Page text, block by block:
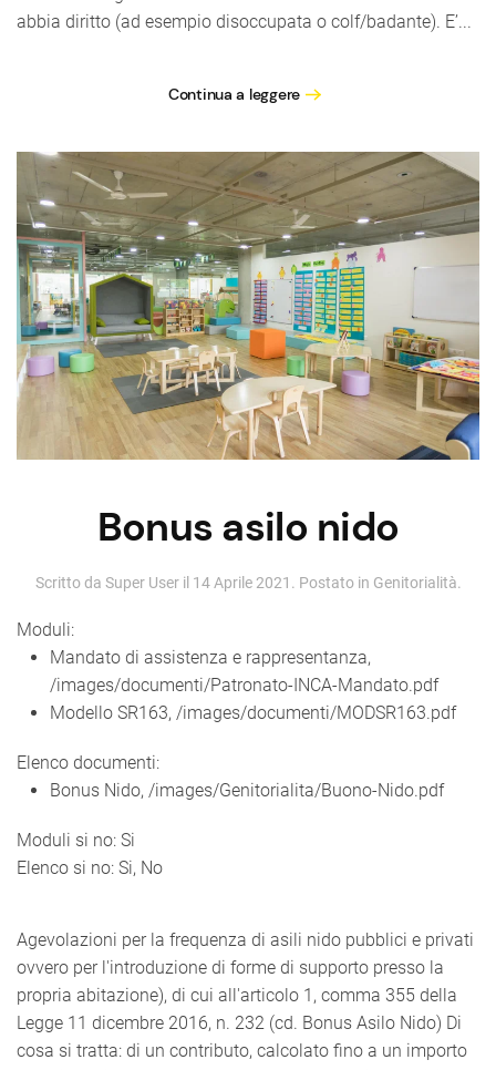
abbia diritto (ad esempio disoccupata o colf/badante). E’...
Continua a leggere
Bonus asilo nido
Scritto da Super User il 14 Aprile 2021 . Postato in Genitorialità.
Moduli:
Mandato di assistenza e rappresentanza,
/images/documenti/Patronato-INCA-Mandato.pdf
Modello SR163, /images/documenti/MODSR163.pdf
Elenco documenti:
Bonus Nido, /images/Genitorialita/Buono-Nido.pdf
Moduli si no: Si
Elenco si no: Si, No
Agevolazioni per la frequenza di asili nido pubblici e privati
ovvero per l'introduzione di forme di supporto presso la
propria abitazione), di cui all'articolo 1, comma 355 della
Legge 11 dicembre 2016, n. 232 (cd. Bonus Asilo Nido) Di
cosa si tratta: di un contributo, calcolato fino a un importo